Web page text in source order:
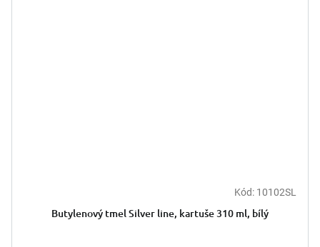
Kód: 10102SL
Butylenový tmel Silver line, kartuše 310 ml, bílý